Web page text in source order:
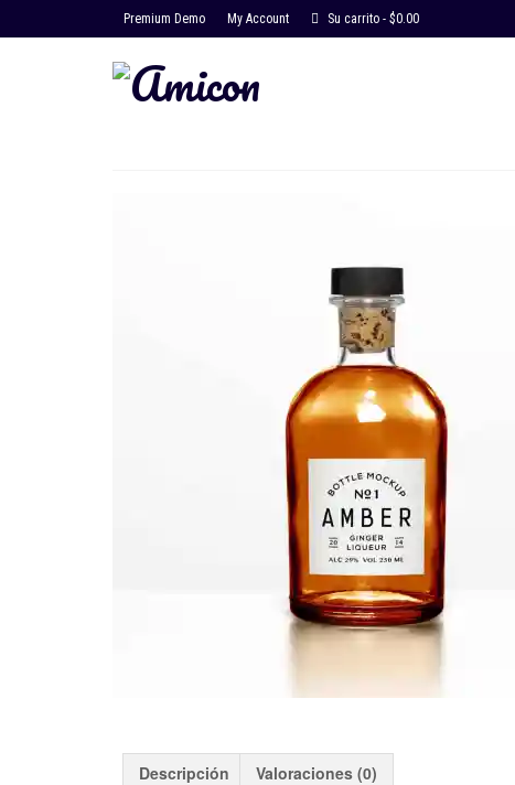
Premium Demo My Account Su carrito - $0.00
Descripción Valoraciones (0)